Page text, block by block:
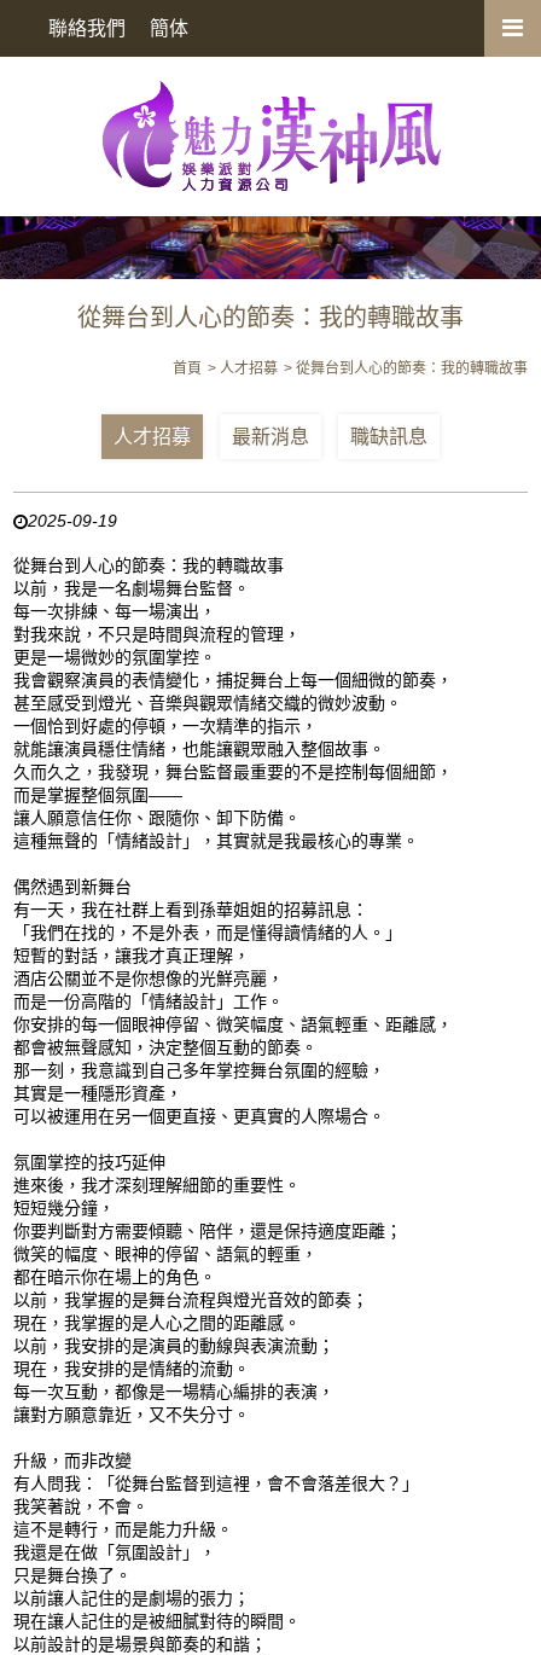
聯絡我們 簡体
從舞台到人心的節奏：我的轉職故事
首頁 人才招募 從舞台到人心的節奏：我的轉職故事
人才招募 最新消息 職缺訊息
2025-09-19
從舞台到人心的節奏：我的轉職故事
以前，我是一名劇場舞台監督。
每一次排練、每一場演出，
對我來說，不只是時間與流程的管理，
更是一場微妙的氛圍掌控。
我會觀察演員的表情變化，捕捉舞台上每一個細微的節奏，
甚至感受到燈光、音樂與觀眾情緒交織的微妙波動。
一個恰到好處的停頓，一次精準的指示，
就能讓演員穩住情緒，也能讓觀眾融入整個故事。
久而久之，我發現，舞台監督最重要的不是控制每個細節，
而是掌握整個氛圍——
讓人願意信任你、跟隨你、卸下防備。
這種無聲的「情緒設計」，其實就是我最核心的專業。
偶然遇到新舞台
有一天，我在社群上看到孫華姐姐的招募訊息：
「我們在找的，不是外表，而是懂得讀情緒的人。」
短暫的對話，讓我才真正理解，
酒店公關並不是你想像的光鮮亮麗，
而是一份高階的「情緒設計」工作。
你安排的每一個眼神停留、微笑幅度、語氣輕重、距離感，
都會被無聲感知，決定整個互動的節奏。
那一刻，我意識到自己多年掌控舞台氛圍的經驗，
其實是一種隱形資產，
可以被運用在另一個更直接、更真實的人際場合。
氛圍掌控的技巧延伸
進來後，我才深刻理解細節的重要性。
短短幾分鐘，
你要判斷對方需要傾聽、陪伴，還是保持適度距離；
微笑的幅度、眼神的停留、語氣的輕重，
都在暗示你在場上的角色。
以前，我掌握的是舞台流程與燈光音效的節奏；
現在，我掌握的是人心之間的距離感。
以前，我安排的是演員的動線與表演流動；
現在，我安排的是情緒的流動。
每一次互動，都像是一場精心編排的表演，
讓對方願意靠近，又不失分寸。
升級，而非改變
有人問我：「從舞台監督到這裡，會不會落差很大？」
我笑著說，不會。
這不是轉行，而是能力升級。
我還是在做「氛圍設計」，
只是舞台換了。
以前讓人記住的是劇場的張力；
現在讓人記住的是被細膩對待的瞬間。
以前設計的是場景與節奏的和諧；